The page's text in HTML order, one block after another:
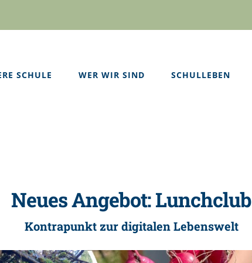
SCHULE WER WIR SIND SCHULLEBEN
Neues Angebot: Lunchclub
Kontrapunkt zur digitalen Lebenswelt